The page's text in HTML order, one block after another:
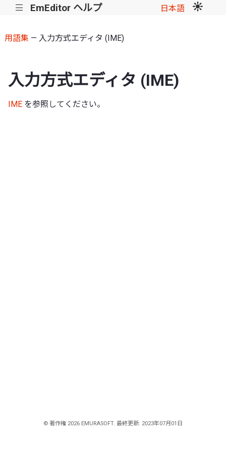
||| EmEditor ヘルプ 日本語
用語集 — 入力方式エディタ (IME)
入力方式エディタ (IME)
IME を参照してください。
© 著作権 2026 EMURASOFT. 最終更新: 2023年07月01日